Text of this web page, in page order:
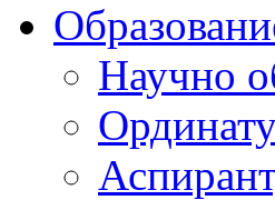
Научно